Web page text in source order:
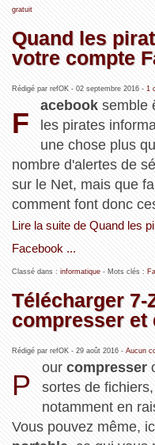
gratuit
Quand les
votre compte
Rédigé par refOK - 02 septembre 2016- 1
F
acebook semble
les pirates
une chose plus
nombre d'alertes de
sur le Net, mais que
comment font donc
Lire la suite de Quand les
Facebook ...
Classé dans : informatique- Mots clés :
Télécharger
compresser et
Rédigé par refOK - 29 août 2016- Aucun
P
ourcompresser
sortes de
notamment en
Vous pouvez même,